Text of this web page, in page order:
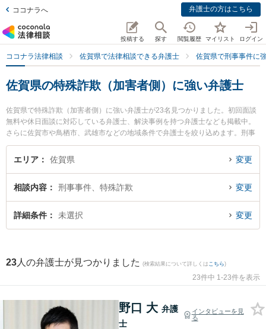
ココナラへ 弁護士の方はこちら
投稿する 探す 閲覧履歴 マイリスト ログイン
ココナラ法律相談 佐賀県で法律相談できる弁護士 佐賀県で刑事事件に
佐賀県の特殊詐欺（加害者側）に強い弁護士
佐賀県で特殊詐欺（加害者側）に強い弁護士が23名見つかりました。初回面談
無料や休日面談に対応している弁護士、解決事例を持つ弁護士なども掲載中。
さらに佐賀市や鳥栖市、武雄市などの地域条件で弁護士を絞り込めます。刑事
事件に関係する加害者側や少年事件、再犯・前科あり等の細かな分野での絞り
込み検索もでき便利です。特に小畑法律事務所の野口 大弁護士や弁護士法人IT
S法律事務所 鳥栖事務所の松田 直弁護士、筑紫野基山法律事務所の尾関 大雅弁
県で土日や夜間に発生した特殊詐欺（加害者側）のトラブルを今すぐに弁護士
に相談したい』『特殊詐欺（加害者側）のトラブル解決の実績豊富な近くの弁
護士を検索したい』『初回相談無料で特殊詐欺（加害者側）を法律相談できる
エリア 佐賀県 変更
相談内容 刑事事件、特殊詐欺 変更
詳細条件 未選択 変更
23 人の弁護士が見つかりました (検索結果について詳しくは こちら)
23件中 1-23件を表示
野口 大 弁護
士
インタビューを見
る